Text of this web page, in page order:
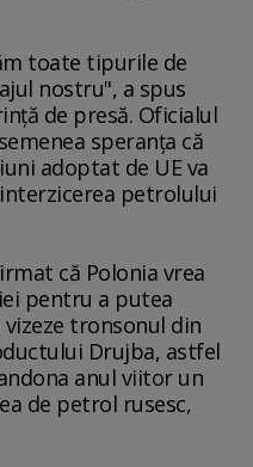
toate tipurile de
nostru", a spus
de presă. Oficialul
speranţa că
adoptat de UE va
petrolului
că Polonia vrea
pentru a putea
tronsonul din
Drujba, astfel
anul viitor un
de petrol rusesc,